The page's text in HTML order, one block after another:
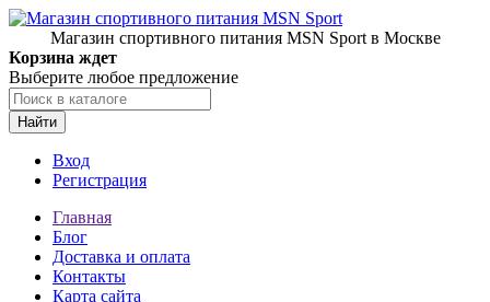
Магазин спортивного питания MSN Sport в Москве
Корзина ждет
Выберите любое предложение
Найти
Вход
Регистрация
Главная
Блог
Доставка и оплата
Контакты
Карта сайта